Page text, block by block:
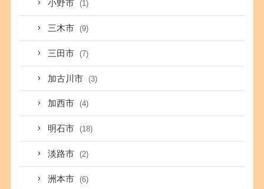
小野市 (1)
三木市 (9)
三田市 (7)
加古川市 (3)
加西市 (4)
明石市 (18)
淡路市 (2)
洲本市 (6)